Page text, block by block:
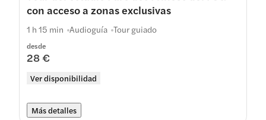
con acceso a zonas exclusivas
desde
28 €
Ver disponibilidad
1 h 15 min Audioguía Tour guiado
Más detalles